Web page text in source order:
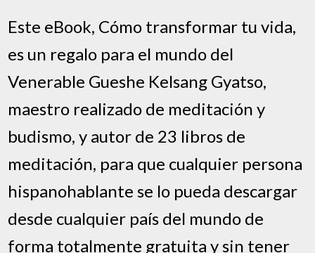
Este eBook, Cómo transformar tu vida,
es un regalo para el mundo del
Venerable Gueshe Kelsang Gyatso,
maestro realizado de meditación y
budismo, y autor de 23 libros de
meditación, para que cualquier persona
hispanohablante se lo pueda descargar
desde cualquier país del mundo de
forma totalmente gratuita y sin tener